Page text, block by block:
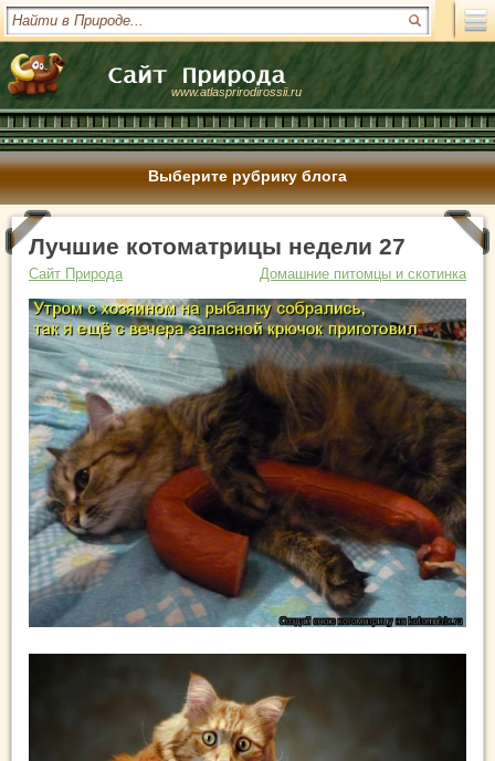
www.atlasprirodirossii.ru
Выберите рубрику блога
Лучшие котоматрицы недели 27
Сайт Природа Домашние питомцы и скотинка